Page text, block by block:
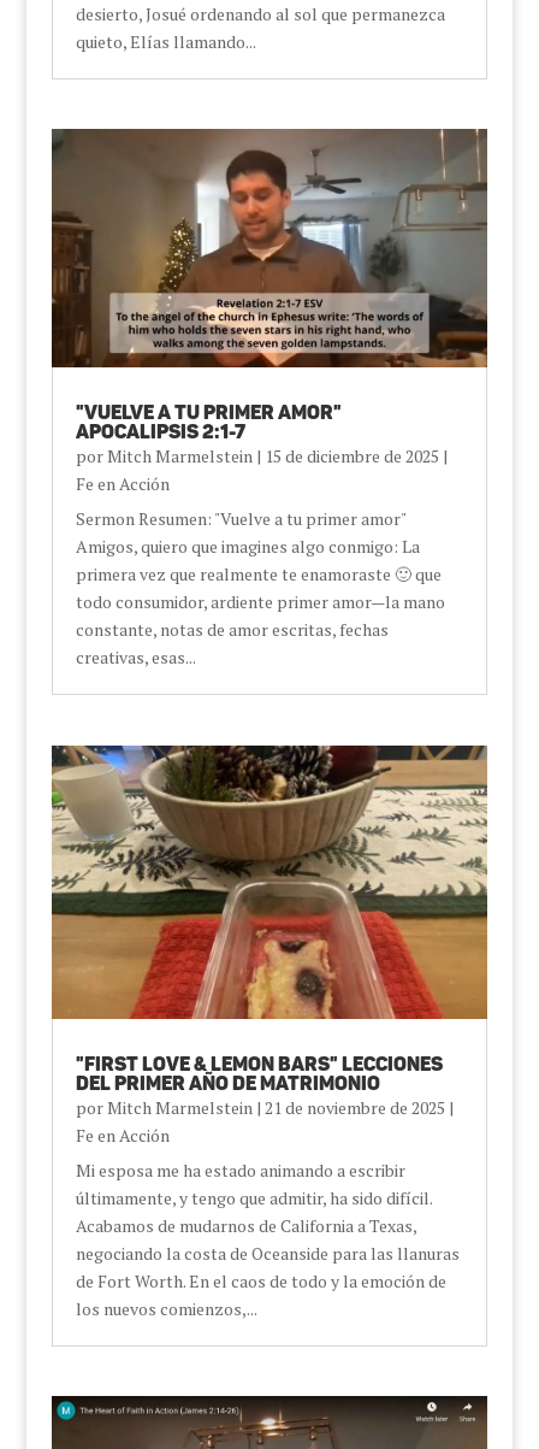
desierto, Josué ordenando al sol que permanezca
quieto, Elías llamando...
"Vuelve a tu primer amor"
Apocalipsis 2:1-7
porMitch Marmelstein| 15 de diciembre de 2025 |
Fe en Acción
Sermon Resumen: "Vuelve a tu primer amor"
Amigos, quiero que imagines algo conmigo: La
primera vez que realmente te enamoraste 🙂 que
todo consumidor, ardiente primer amor—la mano
constante, notas de amor escritas, fechas
creativas, esas...
"First Love & Lemon Bars" Lecciones
del primer año de matrimonio
porMitch Marmelstein | 21 de noviembre de 2025 |
Fe en Acción
Mi esposa me ha estado animando a escribir
últimamente, y tengo que admitir, ha sido difícil.
Acabamos de mudarnos de California a Texas,
negociando la costa de Oceanside para las llanuras
de Fort Worth. En el caos de todo y la emoción de
los nuevos comienzos,...